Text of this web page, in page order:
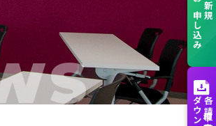
新規
お申し込み
各種申請書類